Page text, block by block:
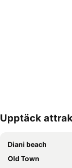
Förstora kartan
Upptäck
Diani beach
Old Town